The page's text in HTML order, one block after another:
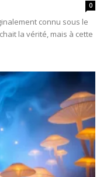
0
connu sous le
la vérité, mais à cette